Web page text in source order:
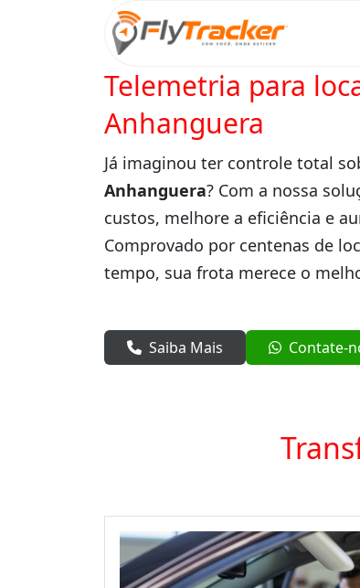
Telemetria para
Anhanguera
Já imaginou ter controle total
Anhanguera? Com a nossa
custos, melhore a eficiência e
Comprovado por centenas de
tempo, sua frota merece o
Saiba Mais Contate-